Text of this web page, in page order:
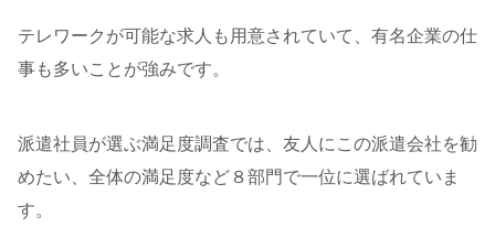
テレワークが可能な求人も用意されていて、有名企業の仕
事も多いことが強みです。
派遣社員が選ぶ満足度調査では、友人にこの派遣会社を勧
めたい、全体の満足度など８部門で一位に選ばれていま
す。